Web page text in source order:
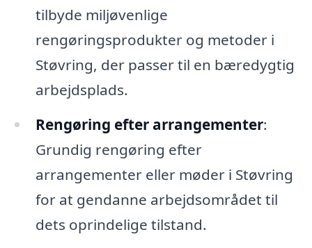
tilbyde miljøvenlige
rengøringsprodukter og metoder i
Støvring, der passer til en bæredygtig
arbejdsplads.
Rengøring efter arrangementer:
Grundig rengøring efter
arrangementer eller møder i Støvring
for at gendanne arbejdsområdet til
dets oprindelige tilstand.